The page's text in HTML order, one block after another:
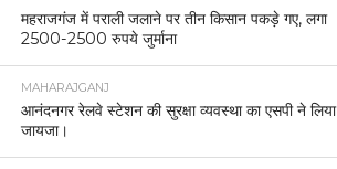
महराजगंज में पराली जलाने पर तीन किसान पकड़े गए, लगा
2500-2500 रुपये जुर्माना
MAHARAJGANJ
आनंदनगर रेलवे स्टेशन की सुरक्षा व्यवस्था का एसपी ने लिया
जायजा।